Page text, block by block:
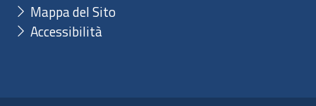
Mappa del Sito
Accessibilità